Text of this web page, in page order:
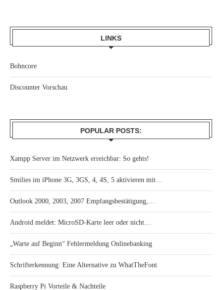
LINKS
Bohncore
Discounter Vorschau
POPULAR POSTS:
Xampp Server im Netzwerk erreichbar: So gehts!
Smilies im iPhone 3G, 3GS, 4, 4S, 5 aktivieren mit…
Outlook 2000, 2003, 2007 Empfangsbestätigung,…
Android meldet: MicroSD-Karte leer oder nicht…
„Warte auf Beginn“ Fehlermeldung Onlinebanking
Schrifterkennung: Eine Alternative zu WhatTheFont
Raspberry Pi Vorteile & Nachteile